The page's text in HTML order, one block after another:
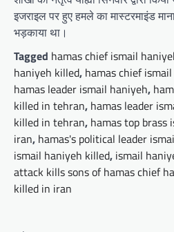
इजराइल पर हुए हमले का मास्टरमाइंड
भड़काया था।
Tagged hamas chief ismail
haniyeh killed, hamas chief
hamas leader ismail haniyeh,
killed in tehran, hamas leader
killed in tehran, hamas top brass
iran, hamas's political leader
ismail haniyeh killed, ismail
attack kills sons of hamas chief
killed in iran
Post